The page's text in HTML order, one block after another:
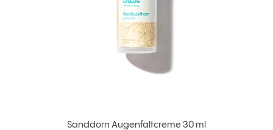
Sanddorn Augenfaltcreme 30 ml